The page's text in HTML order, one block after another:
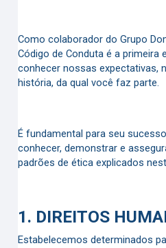
Como colaborador do Grupo
Código de Conduta é a primeira
conhecer nossas expectativas,
história, da qual você faz parte.
É fundamental para seu
conhecer, demonstrar e
padrões de ética explicados
1. DIREITOS
Estabelecemos determinados